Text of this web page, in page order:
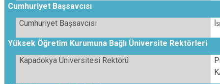
Cumhuriyet Başsavcısı
Cumhuriyet Başsavcısı
Yüksek Öğretim Kurumuna Bağlı Üniversite Rektörleri
Kapadokya Üniversitesi Rektörü